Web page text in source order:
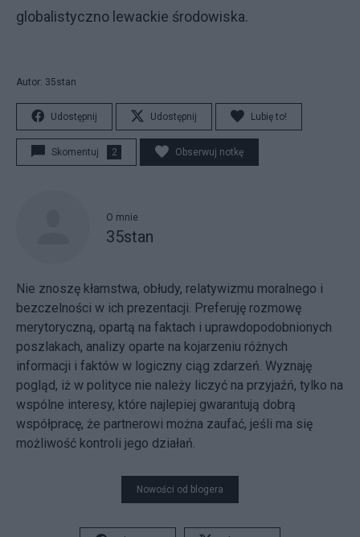
globalistyczno lewackie środowiska.
Autor: 35stan
Udostępnij Udostępnij Lubię to!
Skomentuj 2 Obserwuj notkę
O mnie
35stan
Nie znoszę kłamstwa, obłudy, relatywizmu moralnego i
bezczelności w ich prezentacji. Preferuję rozmowę
merytoryczną, opartą na faktach i uprawdopodobnionych
poszlakach, analizy oparte na kojarzeniu różnych
informacji i faktów w logiczny ciąg zdarzeń. Wyznaję
pogląd, iż w polityce nie należy liczyć na przyjaźń, tylko na
wspólne interesy, które najlepiej gwarantują dobrą
współpracę, że partnerowi można zaufać, jeśli ma się
możliwość kontroli jego działań.
Nowości od blogera